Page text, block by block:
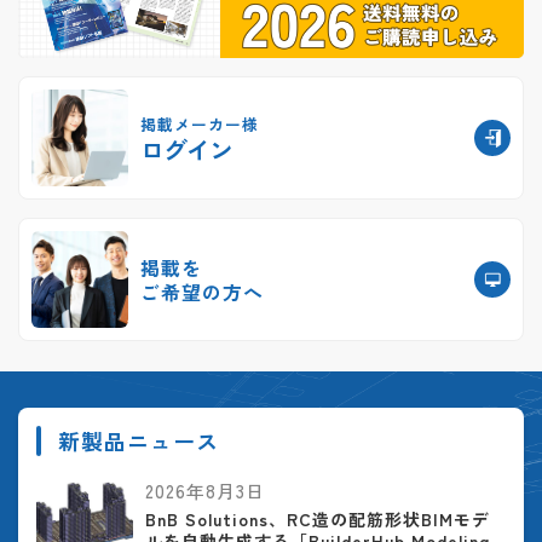
掲載メーカー様
ログイン
掲載を
ご希望の方へ
新製品ニュース
2026年8月3日
BnB Solutions、RC造の配筋形状BIMモデ